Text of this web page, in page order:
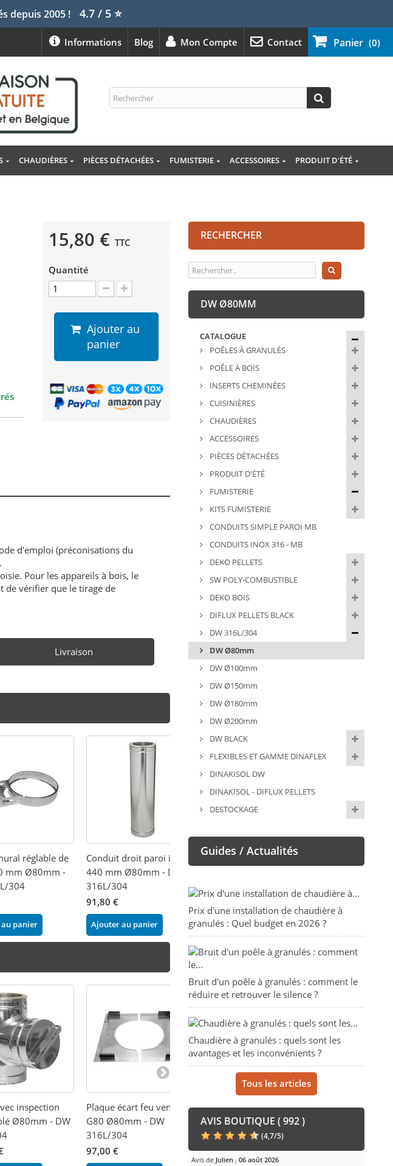
depuis 2005 ! 4.7 / 5⭐
Panier (0)
Contact
Mon Compte
Blog
Informations
CHAUDIÈRES PIÈCES DÉTACHÉES FUMISTERIE ACCESSOIRES PRODUIT D'ÉTÉ
15,80 € TTC
Quantité
Ajouter au
panier
d'emploi (préconisations du
Pour les appareils à bois, le
de vérifier que le tirage de
Livraison
réglable de
mm Ø80mm -
304
panier
Conduit droit paroi isolé
440 mm Ø80mm - DW
316L/304
91,80 €
Ajouter au panier
inspection
Ø80mm - DW
Plaque écart feu ventilée
G80 Ø80mm - DW
316L/304
97,00 €
Té 135° paroi isolé
Ø80mm - DW 316L/304
302,00 €
Ajouter au panier
Coude 45°
RECHERCHER
DW Ø80MM
CATALOGUE
POÊLES À GRANULÉS
POÊLE À BOIS
INSERTS CHEMINÉES
CUISINIÈRES
CHAUDIÈRES
ACCESSOIRES
PIÈCES DÉTACHÉES
PRODUIT D'ÉTÉ
FUMISTERIE
KITS FUMISTERIE
CONDUITS SIMPLE PAROI MB
CONDUITS INOX 316 - MB
DEKO PELLETS
SW POLY-COMBUSTIBLE
DEKO BOIS
DIFLUX PELLETS BLACK
DW 316L/304
DW Ø80mm
DW Ø100mm
DW Ø150mm
DW Ø180mm
DW Ø200mm
DW BLACK
FLEXIBLES ET GAMME DINAFLEX
DINAKISOL DW
DINAKISOL - DIFLUX PELLETS
DESTOCKAGE
Guides / Actualités
Prix d'une installation de chaudière à
granulés : Quel budget en 2026 ?
Bruit d'un poêle à granulés : comment le
réduire et retrouver le silence ?
Chaudière à granulés : quels sont les
avantages et les inconvénients ?
Tous les articles
AVIS BOUTIQUE ( 992 )
(4,7/5)
Avis de Julien, 06 août 2026